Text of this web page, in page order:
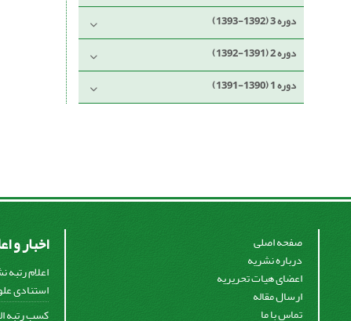
دوره 3 (1392-1393)
دوره 2 (1391-1392)
دوره 1 (1390-1391)
صفحه اصلی
درباره نشریه
اعضای هیات تحریریه
ارسال مقاله
تماس با ما
اخبار و
اعلام
استنادی